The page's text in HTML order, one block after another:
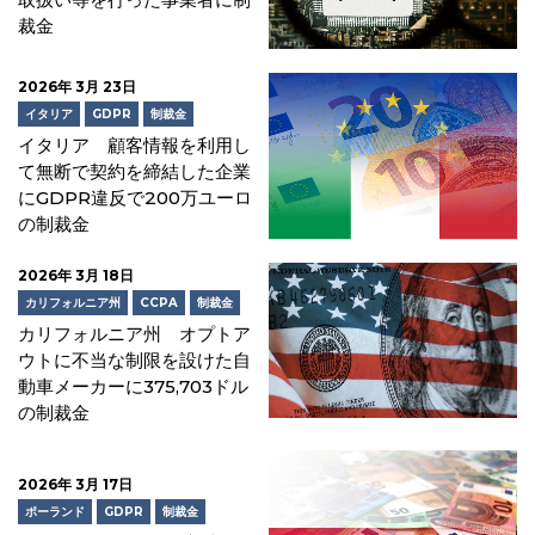
裁金
2026年 3月 23日
イタリア GDPR 制裁金
イタリア 顧客情報を利用し
て無断で契約を締結した企業
にGDPR違反で200万ユーロ
の制裁金
2026年 3月 18日
カリフォルニア州 CCPA 制裁金
カリフォルニア州 オプトア
ウトに不当な制限を設けた自
動車メーカーに375,703ドル
の制裁金
2026年 3月 17日
ポーランド GDPR 制裁金